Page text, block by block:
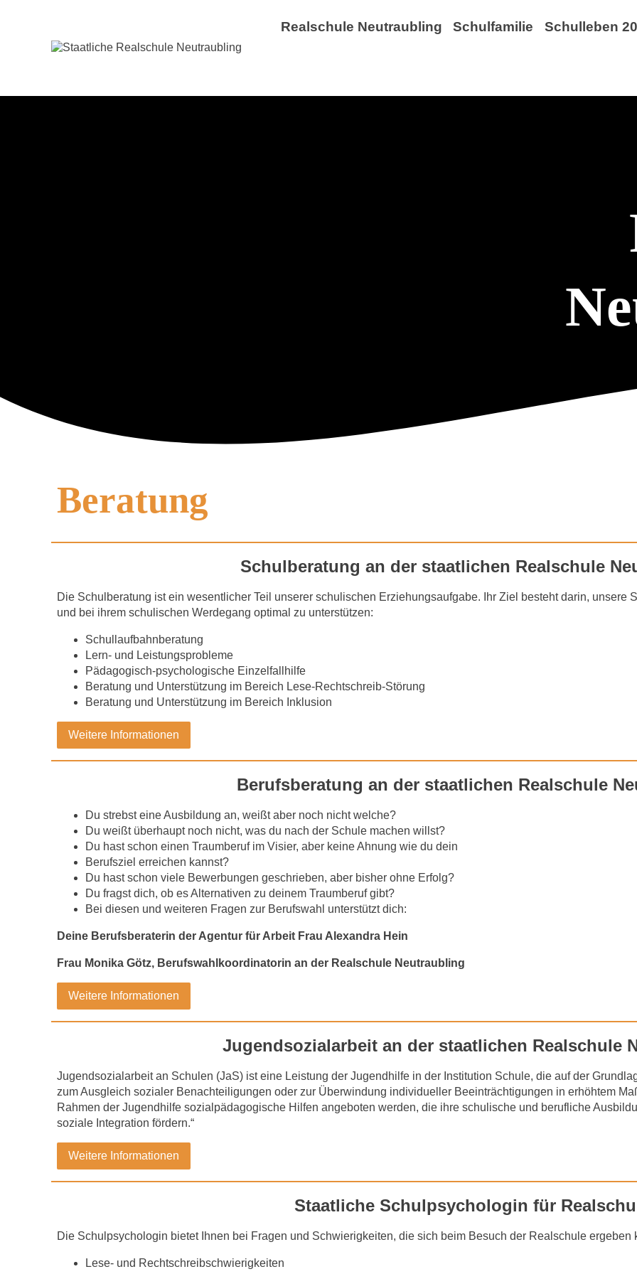
Realschule Neutraubling Schulfamilie Schulleben
Beratung
Schulberatung an der staatlichen Realschule
Die Schulberatung ist ein wesentlicher Teil unserer schulischen Erziehungsaufgabe. Ihr Ziel besteht darin, unsere
und bei ihrem schulischen Werdegang optimal zu unterstützen:
Schullaufbahnberatung
Lern- und Leistungsprobleme
Pädagogisch-psychologische Einzelfallhilfe
Beratung und Unterstützung im Bereich Lese-Rechtschreib-Störung
Beratung und Unterstützung im Bereich Inklusion
Weitere Informationen
Berufsberatung an der staatlichen Realschule
Du strebst eine Ausbildung an, weißt aber noch nicht welche?
Du weißt überhaupt noch nicht, was du nach der Schule machen willst?
Du hast schon einen Traumberuf im Visier, aber keine Ahnung wie du dein
Berufsziel erreichen kannst?
Du hast schon viele Bewerbungen geschrieben, aber bisher ohne Erfolg?
Du fragst dich, ob es Alternativen zu deinem Traumberuf gibt?
Bei diesen und weiteren Fragen zur Berufswahl unterstützt dich:
Deine Berufsberaterin der Agentur für Arbeit Frau Alexandra Hein
Frau Monika Götz, Berufswahlkoordinatorin an der Realschule Neutraubling
Weitere Informationen
Jugendsozialarbeit an der staatlichen Realschule
Jugendsozialarbeit an Schulen (JaS) ist eine Leistung der Jugendhilfe in der Institution Schule, die auf der
zum Ausgleich sozialer Benachteiligungen oder zur Überwindung individueller Beeinträchtigungen in erhöhtem
Rahmen der Jugendhilfe sozialpädagogische Hilfen angeboten werden, die ihre schulische und berufliche
soziale Integration fördern.“
Weitere Informationen
Staatliche Schulpsychologin für
Die Schulpsychologin bietet Ihnen bei Fragen und Schwierigkeiten, die sich beim Besuch der Realschule ergeben
Lese- und Rechtschreibschwierigkeiten